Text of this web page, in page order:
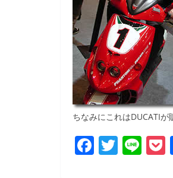
ちなみにこれはDUCATIが
F T Li